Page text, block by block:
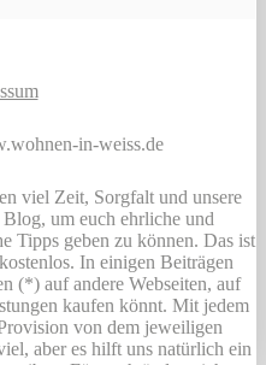
in-weiss.de
viel Zeit, Sorgfalt und unsere
um euch ehrliche und
Tipps geben zu können. Das ist
In einigen Beiträgen
(*) auf andere Webseiten, auf
kaufen könnt. Mit jedem
von dem jeweiligen
aber es hilft uns natürlich ein